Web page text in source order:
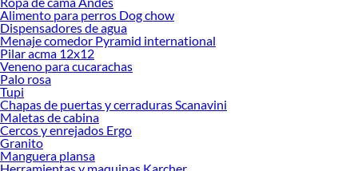
Alimento para perros Dog chow
Dispensadores de agua
Menaje comedor Pyramid international
Pilar acma 12x12
Veneno para cucarachas
Palo rosa
Tupi
Chapas de puertas y cerraduras Scanavini
Maletas de cabina
Cercos y enrejados Ergo
Granito
Manguera plansa